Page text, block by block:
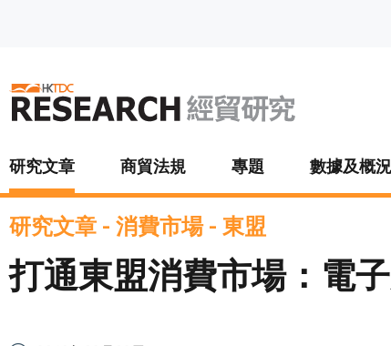
研究文章 商貿法規 專題 數據及概況
研究文章 - 消費市場- 東盟
打通東盟消費市場：電